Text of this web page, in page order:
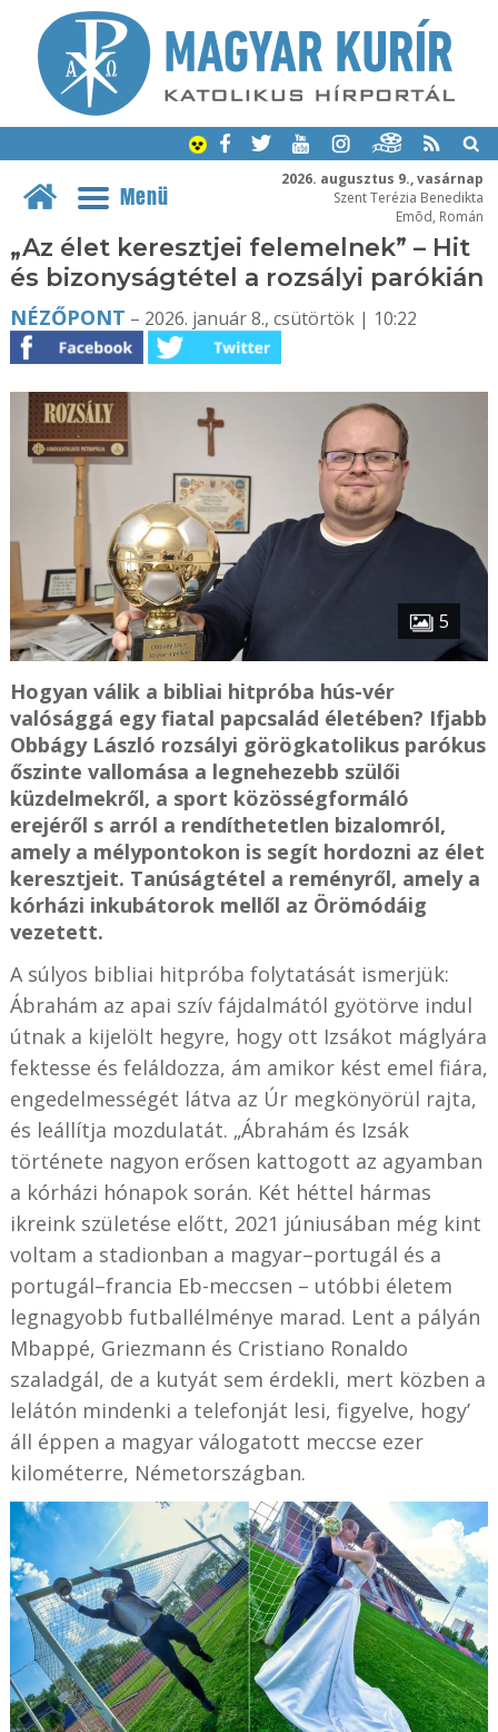
2026. augusztus 9., vasárnap
Szent Terézia Benedikta
Emõd, Román
Menü
„Az élet keresztjei felemelnek” – Hit
és bizonyságtétel a rozsályi parókián
NÉZŐPONT – 2026. január 8., csütörtök | 10:22
5
Hogyan válik a bibliai hitpróba hús-vér
valósággá egy fiatal papcsalád életében? Ifjabb
Obbágy László rozsályi görögkatolikus parókus
őszinte vallomása a legnehezebb szülői
küzdelmekről, a sport közösségformáló
erejéről s arról a rendíthetetlen bizalomról,
amely a mélypontokon is segít hordozni az élet
keresztjeit. Tanúságtétel a reményről, amely a
kórházi inkubátorok mellől az Örömódáig
vezetett.
A súlyos bibliai hitpróba folytatását ismerjük:
Ábrahám az apai szív fájdalmától gyötörve indul
útnak a kijelölt hegyre, hogy ott Izsákot máglyára
fektesse és feláldozza, ám amikor kést emel fiára,
engedelmességét látva az Úr megkönyörül rajta,
és leállítja mozdulatát. „Ábrahám és Izsák
története nagyon erősen kattogott az agyamban
a kórházi hónapok során. Két héttel hármas
ikreink születése előtt, 2021 júniusában még kint
voltam a stadionban a magyar–portugál és a
portugál–francia Eb-meccsen – utóbbi életem
legnagyobb futballélménye marad. Lent a pályán
Mbappé, Griezmann és Cristiano Ronaldo
szaladgál, de a kutyát sem érdekli, mert közben a
lelátón mindenki a telefonját lesi, figyelve, hogy’
áll éppen a magyar válogatott meccse ezer
kilométerre, Németországban.